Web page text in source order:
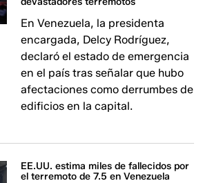
En Venezuela, la presidenta
encargada, Delcy Rodríguez,
declaró el estado de emergencia
en el país tras señalar que hubo
afectaciones como derrumbes de
edificios en la capital.
EE.UU. estima miles de fallecidos por
el terremoto de 7.5 en Venezuela